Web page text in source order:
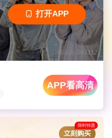
打开APP
错误码: 042312
APP看高清
限时特惠
立刻购买